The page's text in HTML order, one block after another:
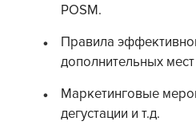
POSM.
Правила
дополнительных
Маркетинговые
дегустации и т.д.